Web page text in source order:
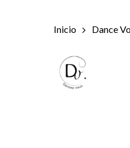
Inicio Dance